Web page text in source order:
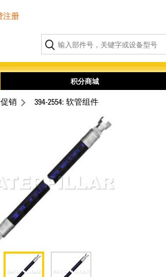
注册
积分商城
销 394-2554: 软管组件